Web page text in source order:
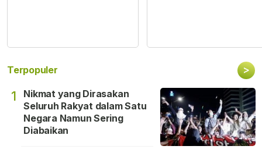
Terpopuler >
1
Nikmat yang Dirasakan
Seluruh Rakyat dalam Satu
Negara Namun Sering
Diabaikan